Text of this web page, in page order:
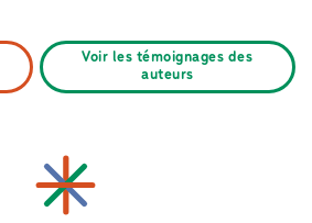
Voir les témoignages des
auteurs